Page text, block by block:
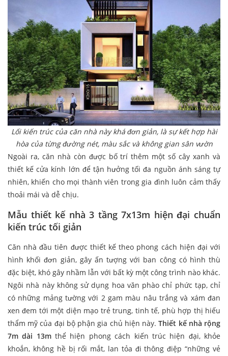
Lối kiến trúc của căn nhà này khá đơn giản, là sự kết hợp hài
hòa của từng đường nét, màu sắc và không gian sân vườn
Ngoài ra, căn nhà còn được bố trí thêm một số cây xanh và
thiết kế cửa kính lớn để tận hưởng tối đa nguồn ánh sáng tự
nhiên, khiến cho mọi thành viên trong gia đình luôn cảm thấy
thoải mái và dễ chịu.
Mẫu thiết kế nhà 3 tầng 7x13m hiện đại chuẩn
kiến trúc tối giản
Căn nhà đầu tiên được thiết kế theo phong cách hiện đại với
hình khối đơn giản, gây ấn tượng với ban công có hình thù
đặc biệt, khó gây nhầm lẫn với bất kỳ một công trình nào khác.
Ngôi nhà này không sử dụng hoa văn phào chỉ phức tạp, chỉ
có những mảng tường với 2 gam màu nâu trắng và xám đan
xen đem tới một diện mạo trẻ trung, tinh tế, phù hợp thị hiếu
thẩm mỹ của đại bộ phận gia chủ hiện này.Thiết kế nhà rộng
7m dài 13mthể hiện phong cách kiến trúc hiện đại, khỏe
khoắn, không hề bị rối mắt, lan tỏa đi thông điệp “những vẻ